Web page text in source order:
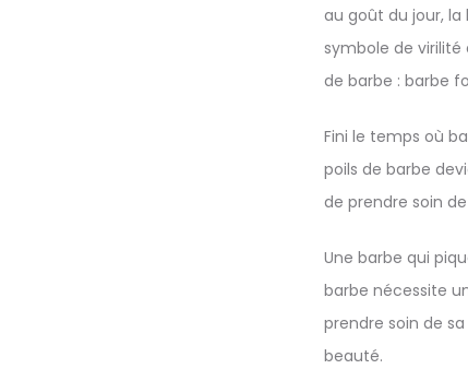
au goût du jour,
symbole de virilité
de barbe : barbe
Fini le temps où
poils de barbe
de prendre soin
Une barbe qui
barbe nécessite
prendre soin de
beauté.